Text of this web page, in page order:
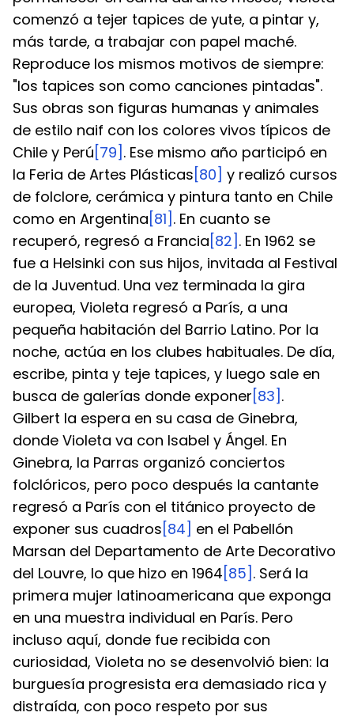
comenzó a tejer tapices de yute, a pintar y,
más tarde, a trabajar con papel maché.
Reproduce los mismos motivos de siempre:
"los tapices son como canciones pintadas".
Sus obras son figuras humanas y animales
de estilo naif con los colores vivos típicos de
Chile y Perú [79] . Ese mismo año participó en
la Feria de Artes Plásticas [80] y realizó cursos
de folclore, cerámica y pintura tanto en Chile
como en Argentina [81] . En cuanto se
recuperó, regresó a Francia [82] . En 1962 se
fue a Helsinki con sus hijos, invitada al Festival
de la Juventud. Una vez terminada la gira
europea, Violeta regresó a París, a una
pequeña habitación del Barrio Latino. Por la
noche, actúa en los clubes habituales. De día,
escribe, pinta y teje tapices, y luego sale en
busca de galerías donde exponer [83] .
Gilbert la espera en su casa de Ginebra,
donde Violeta va con Isabel y Ángel. En
Ginebra, la Parras organizó conciertos
folclóricos, pero poco después la cantante
regresó a París con el titánico proyecto de
exponer sus cuadros [84] en el Pabellón
Marsan del Departamento de Arte Decorativo
del Louvre, lo que hizo en 1964 [85] . Será la
primera mujer latinoamericana que exponga
en una muestra individual en París. Pero
incluso aquí, donde fue recibida con
curiosidad, Violeta no se desenvolvió bien: la
burguesía progresista era demasiado rica y
distraída, con poco respeto por sus